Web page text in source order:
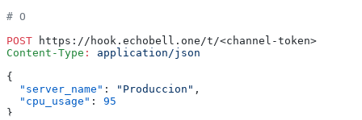
# O
POST https://hook.echobell.one/t/<channel-token>
Content-Type :
application/json
{
  "server_name"
: "Produccion" ,
  "cpu_usage"
: 95
}